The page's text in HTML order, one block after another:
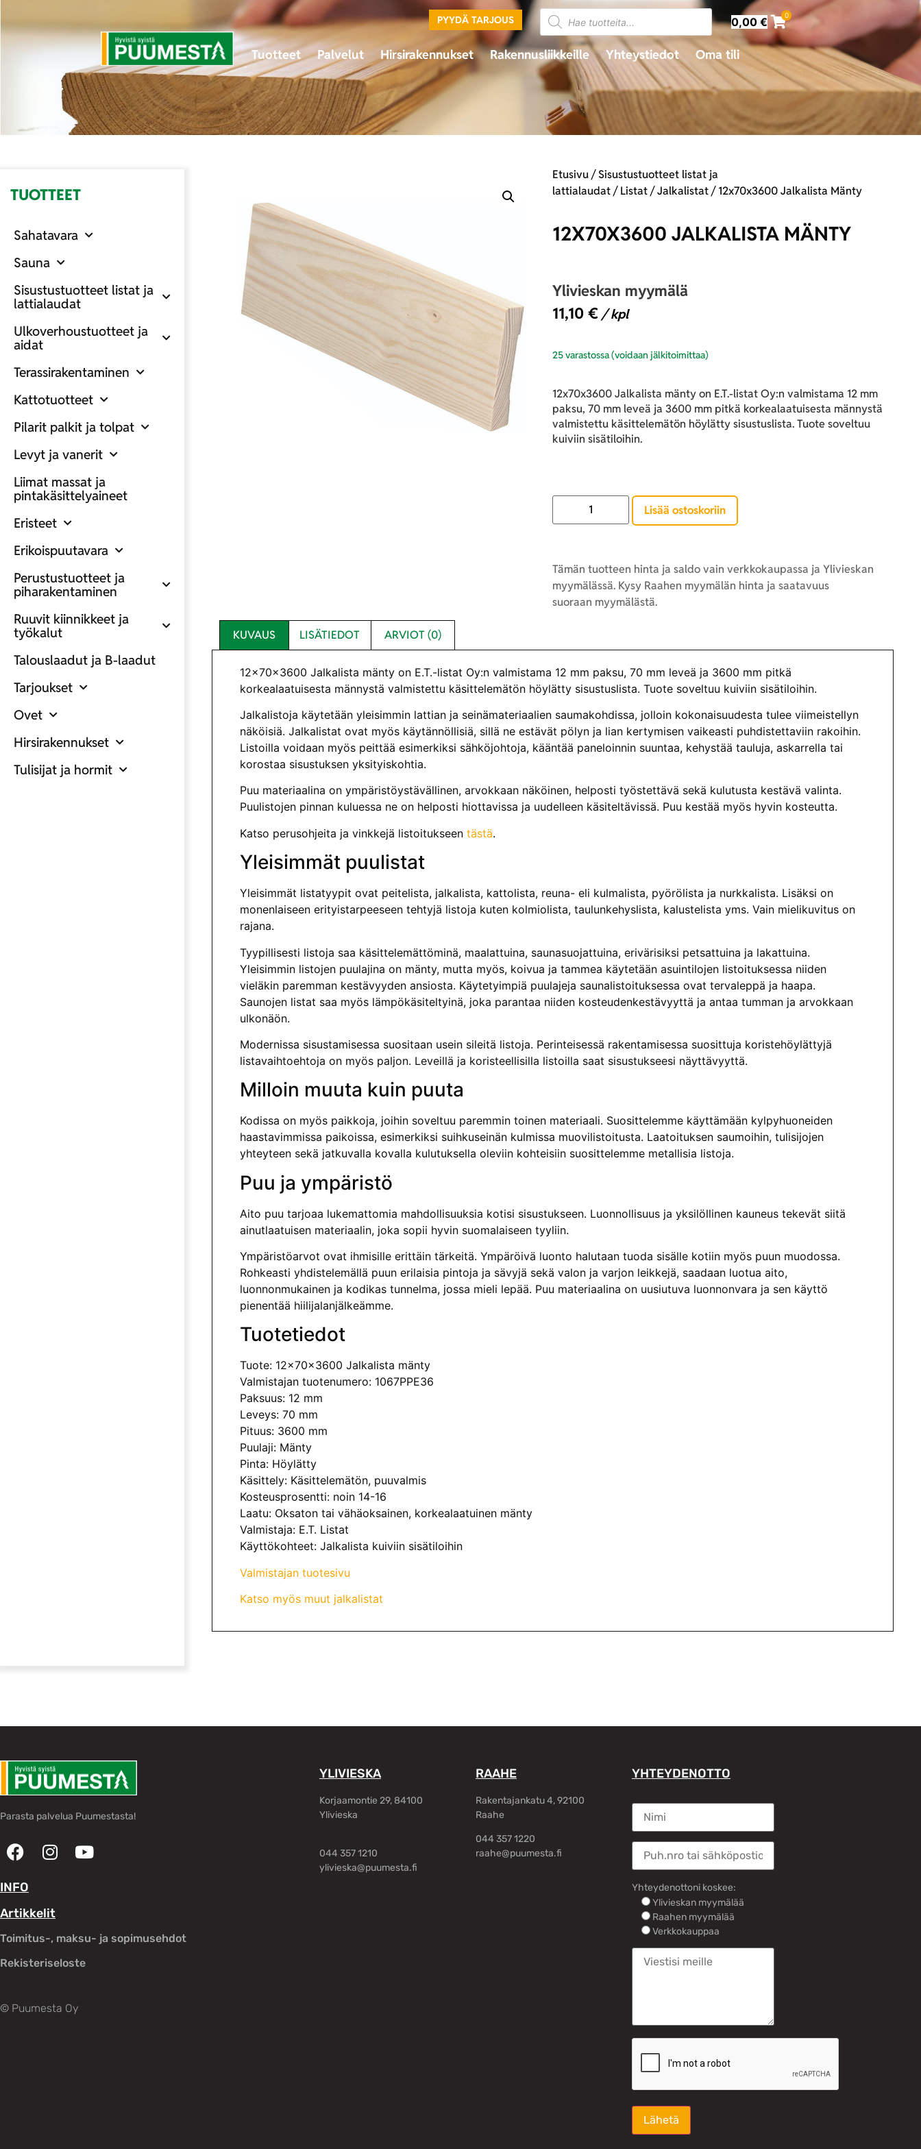
PYYDÄ TARJOUS 0,00€ 0
Tuotteet Palvelut Hirsirakennukset Rakennusliikkeille Yhteystiedot Oma tili
TUOTTEET
Sahatavara
Sauna
Sisustustuotteet listat ja
lattialaudat
Ulkoverhoustuotteet ja
aidat
Terassirakentaminen
Kattotuotteet
Pilarit palkit ja tolpat
Levyt ja vanerit
Liimat massat ja
pintakäsittelyaineet
Eristeet
Erikoispuutavara
Perustustuotteet ja
piharakentaminen
Ruuvit kiinnikkeet ja
työkalut
Talouslaadut ja B-laadut
Tarjoukset
Ovet
Hirsirakennukset
Tulisijat ja hormit
Etusivu/Sisustustuotteet listat ja
lattialaudat/Listat/Jalkalistat/ 12x70x3600 Jalkalista Mänty
12X70X3600 JALKALISTA MÄNTY
Ylivieskan myymälä
11,10€ / kpl
25 varastossa (voidaan jälkitoimittaa)
12x70x3600 Jalkalista mänty on E.T.-listat Oy:n valmistama 12 mm
paksu, 70 mm leveä ja 3600 mm pitkä korkealaatuisesta männystä
valmistettu käsittelemätön höylätty sisustuslista. Tuote soveltuu
kuiviin sisätiloihin.
Lisää ostoskoriin
Tämän tuotteen hinta ja saldo vain verkkokaupassa ja Ylivieskan
myymälässä. Kysy Raahen myymälän hinta ja saatavuus
suoraan myymälästä.
KUVAUS LISÄTIEDOT ARVIOT (0)
12x70x3600 Jalkalista mänty on E.T.-listat Oy:n valmistama 12 mm paksu, 70 mm leveä ja 3600 mm pitkä
korkealaatuisesta männystä valmistettu käsittelemätön höylätty sisustuslista. Tuote soveltuu kuiviin sisätiloihin.
Jalkalistoja käytetään yleisimmin lattian ja seinämateriaalien saumakohdissa, jolloin kokonaisuudesta tulee viimeistellyn
näköisiä. Jalkalistat ovat myös käytännöllisiä, sillä ne estävät pölyn ja lian kertymisen vaikeasti puhdistettaviin rakoihin.
Listoilla voidaan myös peittää esimerkiksi sähköjohtoja, kääntää paneloinnin suuntaa, kehystää tauluja, askarrella tai
korostaa sisustuksen yksityiskohtia.
Puu materiaalina on ympäristöystävällinen, arvokkaan näköinen, helposti työstettävä sekä kulutusta kestävä valinta.
Puulistojen pinnan kuluessa ne on helposti hiottavissa ja uudelleen käsiteltävissä. Puu kestää myös hyvin kosteutta.
Katso perusohjeita ja vinkkejä listoitukseen tästä.
Yleisimmät puulistat
Yleisimmät listatyypit ovat peitelista, jalkalista, kattolista, reuna- eli kulmalista, pyörölista ja nurkkalista. Lisäksi on
monenlaiseen erityistarpeeseen tehtyjä listoja kuten kolmiolista, taulunkehyslista, kalustelista yms. Vain mielikuvitus on
rajana.
Tyypillisesti listoja saa käsittelemättöminä, maalattuina, saunasuojattuina, erivärisiksi petsattuina ja lakattuina.
Yleisimmin listojen puulajina on mänty, mutta myös, koivua ja tammea käytetään asuintilojen listoituksessa niiden
vieläkin paremman kestävyyden ansiosta. Käytetyimpiä puulajeja saunalistoituksessa ovat tervaleppä ja haapa.
Saunojen listat saa myös lämpökäsiteltyinä, joka parantaa niiden kosteudenkestävyyttä ja antaa tumman ja arvokkaan
ulkonäön.
Modernissa sisustamisessa suositaan usein sileitä listoja. Perinteisessä rakentamisessa suosittuja koristehöylättyjä
listavaihtoehtoja on myös paljon. Leveillä ja koristeellisilla listoilla saat sisustukseesi näyttävyyttä.
Milloin muuta kuin puuta
Kodissa on myös paikkoja, joihin soveltuu paremmin toinen materiaali. Suosittelemme käyttämään kylpyhuoneiden
haastavimmissa paikoissa, esimerkiksi suihkuseinän kulmissa muovilistoitusta. Laatoituksen saumoihin, tulisijojen
yhteyteen sekä jatkuvalla kovalla kulutuksella oleviin kohteisiin suosittelemme metallisia listoja.
Puu ja ympäristö
Aito puu tarjoaa lukemattomia mahdollisuuksia kotisi sisustukseen. Luonnollisuus ja yksilöllinen kauneus tekevät siitä
ainutlaatuisen materiaalin, joka sopii hyvin suomalaiseen tyyliin.
Ympäristöarvot ovat ihmisille erittäin tärkeitä. Ympäröivä luonto halutaan tuoda sisälle kotiin myös puun muodossa.
Rohkeasti yhdistelemällä puun erilaisia pintoja ja sävyjä sekä valon ja varjon leikkejä, saadaan luotua aito,
luonnonmukainen ja kodikas tunnelma, jossa mieli lepää. Puu materiaalina on uusiutuva luonnonvara ja sen käyttö
pienentää hiilijalanjälkeämme.
Tuotetiedot
Tuote: 12x70x3600 Jalkalista mänty
Valmistajan tuotenumero: 1067PPE36
Paksuus: 12 mm
Leveys: 70 mm
Pituus: 3600 mm
Puulaji: Mänty
Pinta: Höylätty
Käsittely: Käsittelemätön, puuvalmis
Kosteusprosentti: noin 14-16
Laatu: Oksaton tai vähäoksainen, korkealaatuinen mänty
Valmistaja: E.T. Listat
Käyttökohteet: Jalkalista kuiviin sisätiloihin
Valmistajan tuotesivu
Katso myös muut jalkalistat
Parasta palvelua Puumestasta!
INFO
Artikkelit
Toimitus-, maksu- ja sopimusehdot
Rekisteriseloste
© Puumesta Oy
YLIVIESKA
Korjaamontie 29, 84100
Ylivieska
044 357 1210
ylivieska@puumesta.fi
RAAHE
Rakentajankatu 4, 92100
Raahe
044 357 1220
raahe@puumesta.fi
YHTEYDENOTTO
Yhteydenottoni koskee:
Ylivieskan myymälää
Raahen myymälää
Verkkokauppaa